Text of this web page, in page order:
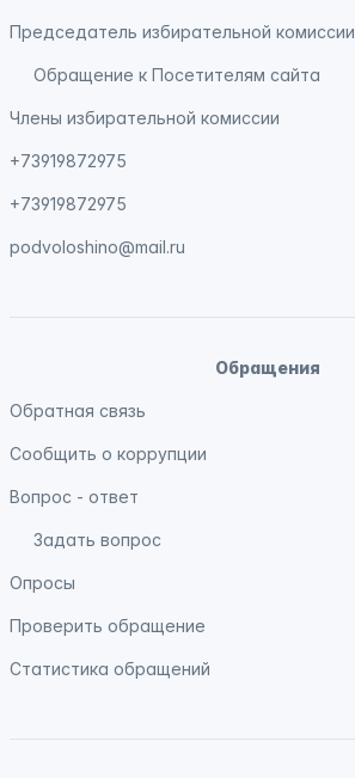
Председатель избирательной комиссии
Обращение к Посетителям сайта
Члены избирательной комиссии
+73919872975
+73919872975
podvoloshino@mail.ru
Обращения
Обратная связь
Сообщить о коррупции
Вопрос - ответ
Задать вопрос
Опросы
Проверить обращение
Статистика обращений